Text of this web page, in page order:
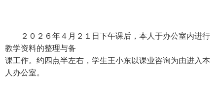
２０２６年４月２１日下午课后，本人于办公室内进行
教学资料的整理与备
课工作。约四点半左右，学生王小东以课业咨询为由进入本
人办公室。